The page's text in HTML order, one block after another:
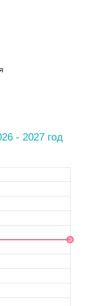
- 2027 год